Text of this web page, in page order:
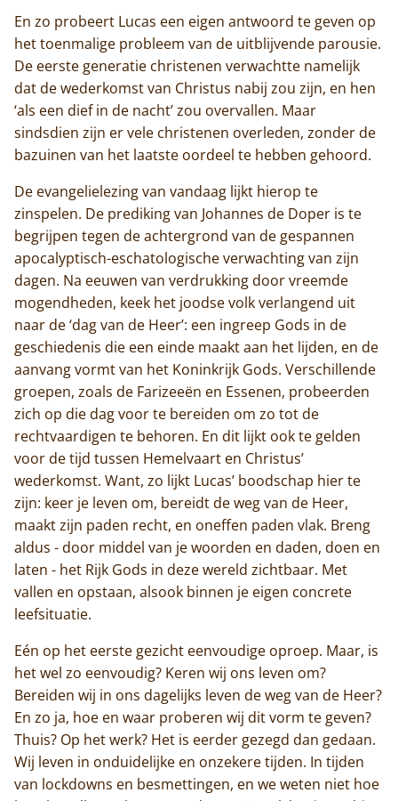
Home
Trappisten
De abdij
Actueel
Monnik worden
Contact
En zo probeert Lucas een eigen antwoord te geven op
het toenmalige probleem van de uitblijvende parousie.
De eerste generatie christenen verwachtte namelijk
dat de wederkomst van Christus nabij zou zijn, en hen
‘als een dief in de nacht’ zou overvallen. Maar
sindsdien zijn er vele christenen overleden, zonder de
bazuinen van het laatste oordeel te hebben gehoord.
De evangelielezing van vandaag lijkt hierop te
zinspelen. De prediking van Johannes de Doper is te
begrijpen tegen de achtergrond van de gespannen
apocalyptisch-eschatologische verwachting van zijn
dagen. Na eeuwen van verdrukking door vreemde
mogendheden, keek het joodse volk verlangend uit
naar de ‘dag van de Heer’: een ingreep Gods in de
geschiedenis die een einde maakt aan het lijden, en de
aanvang vormt van het Koninkrijk Gods. Verschillende
groepen, zoals de Farizeeën en Essenen, probeerden
zich op die dag voor te bereiden om zo tot de
rechtvaardigen te behoren. En dit lijkt ook te gelden
voor de tijd tussen Hemelvaart en Christus’
wederkomst. Want, zo lijkt Lucas’ boodschap hier te
zijn: keer je leven om, bereidt de weg van de Heer,
maakt zijn paden recht, en oneffen paden vlak. Breng
aldus - door middel van je woorden en daden, doen en
laten - het Rijk Gods in deze wereld zichtbaar. Met
vallen en opstaan, alsook binnen je eigen concrete
leefsituatie.
Eén op het eerste gezicht eenvoudige oproep. Maar, is
het wel zo eenvoudig? Keren wij ons leven om?
Bereiden wij in ons dagelijks leven de weg van de Heer?
En zo ja, hoe en waar proberen wij dit vorm te geven?
Thuis? Op het werk? Het is eerder gezegd dan gedaan.
Wij leven in onduidelijke en onzekere tijden. In tijden
van lockdowns en besmettingen, en we weten niet hoe